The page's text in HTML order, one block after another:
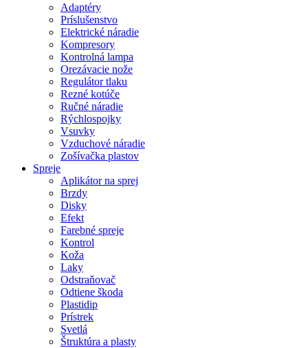
Adaptéry
Príslušenstvo
Elektrické náradie
Kompresory
Kontrolná lampa
Orezávacie nože
Regulátor tlaku
Rezné kotúče
Ručné náradie
Rýchlospojky
Vsuvky
Vzduchové náradie
Zošívačka plastov
Spreje
Aplikátor na sprej
Brzdy
Disky
Efekt
Farebné spreje
Kontrol
Koža
Laky
Odstraňovač
Odtiene škoda
Plastidip
Prístrek
Svetlá
Štruktúra a plasty